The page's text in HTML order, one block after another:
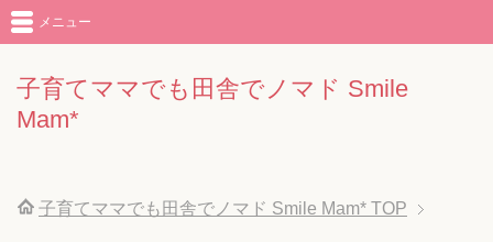
子育てママでも田舎でノマド Smile
Mam*
メニュー
子育てママでも田舎でノマド Smile Mam* TOP